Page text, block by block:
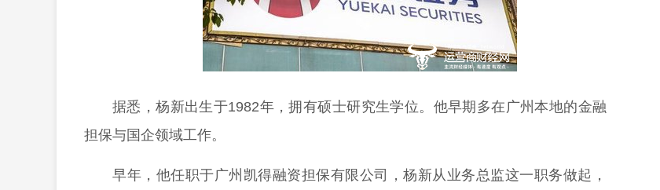
据悉，杨新出生于1982年，拥有硕士研究生学位。他早期多在广州本地的金融
担保与国企领域工作。
早年，他任职于广州凯得融资担保有限公司，杨新从业务总监这一职务做起，